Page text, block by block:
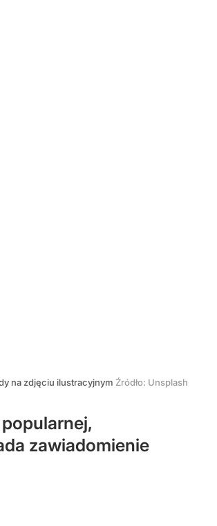
na zdjęciu ilustracyjnym Źródło: Unsplash
zawiadomienie